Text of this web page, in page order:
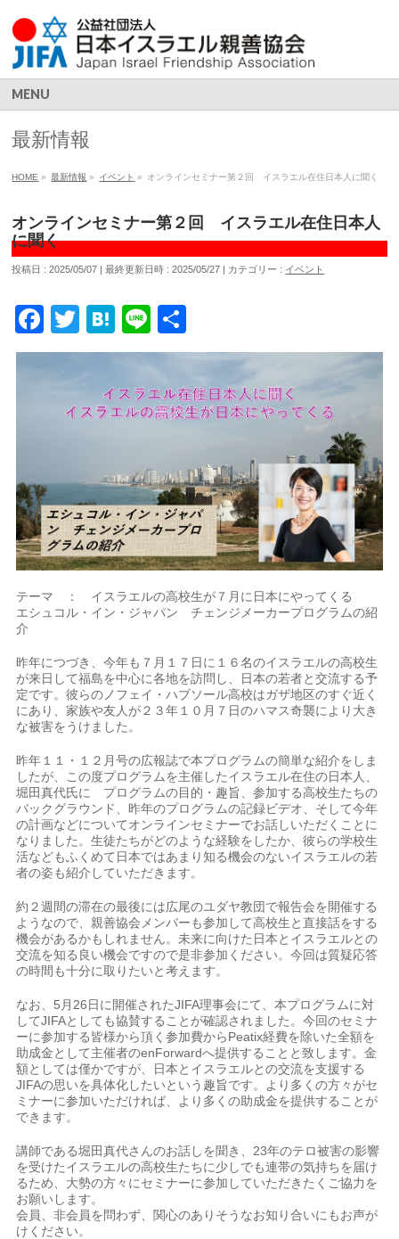
MENU
最新情報
HOME » 最新情報 » イベント » オンラインセミナー第２回 イスラエル在住日本人に聞く
オンラインセミナー第２回 イスラエル在住日本人
に聞く
投稿日 : 2025/05/07 最終更新日時 : 2025/05/27 カテゴリー : イベント
Facebook
Twitter
Hatena
Line
有
テーマ ： イスラエルの高校生が７月に日本にやってくる
エシュコル・イン・ジャパン チェンジメーカープログラムの紹
介
昨年につづき、今年も７月１７日に１６名のイスラエルの高校生
が来日して福島を中心に各地を訪問し、日本の若者と交流する予
定です。彼らのノフェイ・ハブソール高校はガザ地区のすぐ近く
にあり、家族や友人が２３年１０月７日のハマス奇襲により大き
な被害をうけました。
昨年１１・１２月号の広報誌で本プログラムの簡単な紹介をしま
したが、この度プログラムを主催したイスラエル在住の日本人、
堀田真代氏に プログラムの目的・趣旨、参加する高校生たちの
バックグラウンド、昨年のプログラムの記録ビデオ、そして今年
の計画などについてオンラインセミナーでお話しいただくことに
なりました。生徒たちがどのような経験をしたか、彼らの学校生
活などもふくめて日本ではあまり知る機会のないイスラエルの若
者の姿も紹介していただきます。
約２週間の滞在の最後には広尾のユダヤ教団で報告会を開催する
ようなので、親善協会メンバーも参加して高校生と直接話をする
機会があるかもしれません。未来に向けた日本とイスラエルとの
交流を知る良い機会ですので是非参加ください。今回は質疑応答
の時間も十分に取りたいと考えます。
なお、5月26日に開催されたJIFA理事会にて、本プログラムに対
してJIFAとしても協賛することが確認されました。今回のセミナ
ーに参加する皆様から頂く参加費からPeatix経費を除いた全額を
助成金として主催者のenForwardへ提供することと致します。金
額としては僅かですが、日本とイスラエルとの交流を支援する
JIFAの思いを具体化したいという趣旨です。より多くの方々がセ
ミナーに参加いただければ、より多くの助成金を提供することが
できます。
講師である堀田真代さんのお話しを聞き、23年のテロ被害の影響
を受けたイスラエルの高校生たちに少しでも連帯の気持ちを届け
るため、大勢の方々にセミナーに参加していただきたくご協力を
お願いします。
会員、非会員を問わず、関心のありそうなお知り合いにもお声が
けください。